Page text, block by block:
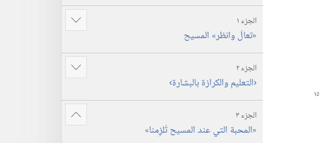
الجزء ١
‏«تعالَ وانظر» المسيح
عرض
الجزء ٢
‏‹التعليم والكرازة بالبشارة›‏
عرض
الجزء ٣
‏«المحبة التي عند المسيح تُلزِمنا»‏
عرض